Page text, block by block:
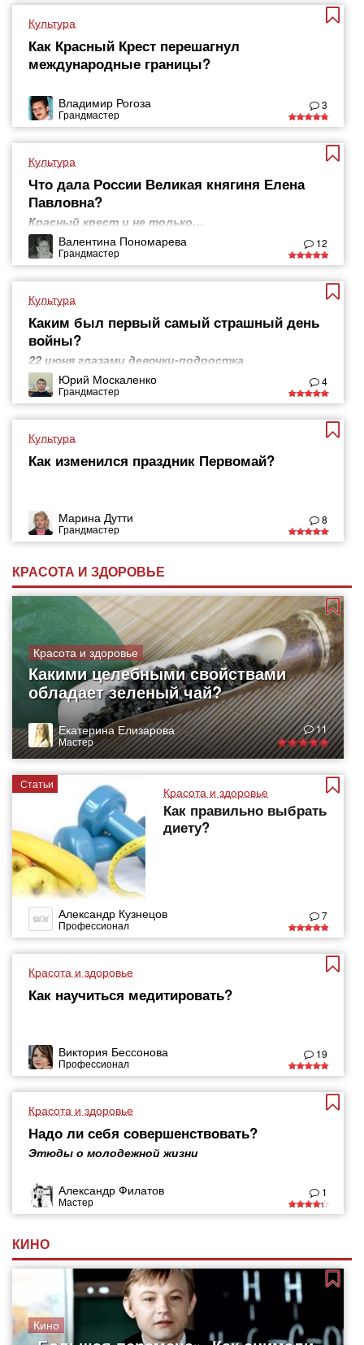
Культура
Как Красный Крест перешагнул
международные границы?
Владимир Рогоза
Грандмастер
3
Культура
Что дала России Великая княгиня Елена
Павловна?
Красный крест и не только…
Валентина Пономарева
Грандмастер
12
Культура
Каким был первый самый страшный день
войны?
22 июня глазами девочки-подростка
Юрий Москаленко
Грандмастер
4
Культура
Как изменился праздник Первомай?
Марина Дутти
Грандмастер
8
КРАСОТА И ЗДОРОВЬЕ
Красота и здоровье
Какими целебными свойствами
обладает зеленый чай?
Екатерина Елизарова
Мастер
11
Статьи
Красота и здоровье
Как правильно выбрать
диету?
Александр Кузнецов
Профессионал
7
Красота и здоровье
Как научиться медитировать?
Виктория Бессонова
Профессионал
19
Красота и здоровье
Надо ли себя совершенствовать?
Этюды о молодежной жизни
Александр Филатов
Мастер
1
КИНО
Кино